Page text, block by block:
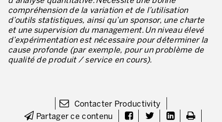
compréhension de la variation et de l’utilisation
d’outils statistiques, ainsi qu’un sponsor, une charte
et une supervision du management. Un niveau élevé
d’expérimentation est nécessaire pour déterminer la
cause profonde (par exemple, pour un problème de
qualité de produit / service en cours).
Contacter Productivity
Partager ce contenu